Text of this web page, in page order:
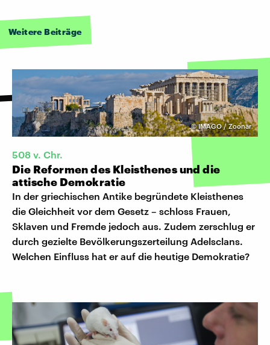
Weitere Beiträge
©IMAGO / Zoonar
508 v. Chr.
Die Reformen des Kleisthenes und die
attische Demokratie
In der griechischen Antike begründete Kleisthenes
die Gleichheit vor dem Gesetz – schloss Frauen,
Sklaven und Fremde jedoch aus. Zudem zerschlug er
durch gezielte Bevölkerungszerteilung Adelsclans.
Welchen Einfluss hat er auf die heutige Demokratie?